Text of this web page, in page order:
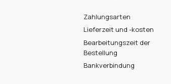
Zahlungsarten
Lieferzeit und -kosten
Bearbeitungszeit der
Bestellung
Bankverbindung